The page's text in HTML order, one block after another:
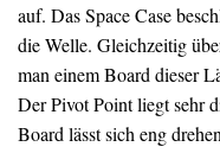
auf. Das Space Case
die Welle. Gleichzeitig
man einem Board dieser
Der Pivot Point liegt sehr
Board lässt sich eng